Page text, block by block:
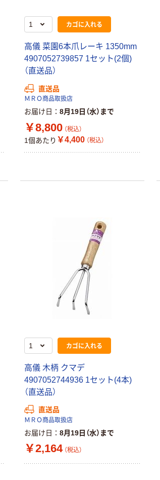
カゴに入れる
高儀 菜園6本爪レーキ 1350mm
4907052739857 1セット(2個)
（直送品）
直送品
ＭＲＯ商品取扱店
お届け日 8月19日（水）まで
￥8,800 （税込）
1個あたり ￥4,400 （税込）
カゴに入れる
高儀 木柄 クマデ
4907052744936 1セット(4本)
（直送品）
直送品
ＭＲＯ商品取扱店
お届け日 8月19日（水）まで
￥2,164 （税込）